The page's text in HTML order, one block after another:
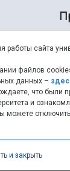
сайта
файлов
данных –
что были
и
можете
и закрыть